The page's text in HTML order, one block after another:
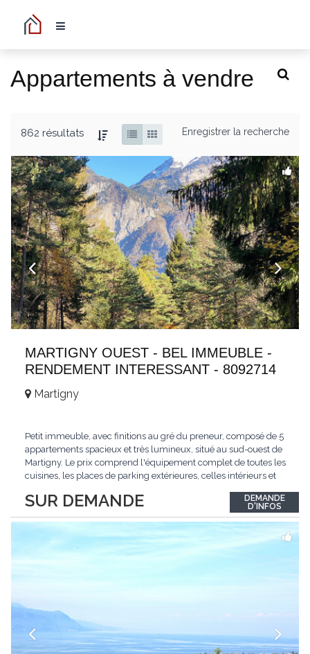
Appartements à vendre
862 résultats Enregistrer la recherche
MARTIGNY OUEST - BEL IMMEUBLE -
RENDEMENT INTERESSANT - 8092714
SUR DEMANDE
Martigny
Petit immeuble, avec finitions au gré du preneur, composé de 5
appartements spacieux et très lumineux, situé au sud-ouest de
Martigny. Le prix comprend l'équipement complet de toutes les
cuisines, les places de parking extérieures, celles intérieurs et
opportunité exclusive avec un rendement intéressant. Plus
d'informations...
DEMANDE
D'INFOS